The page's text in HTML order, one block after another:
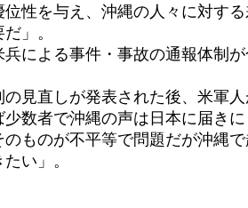
性を与え、沖縄の人々に対する
」。
よる事件・事故の通報体制が
直しが発表された後、米軍人
数者で沖縄の声は日本に届きに
ものが不平等で問題だが沖縄で
い」。